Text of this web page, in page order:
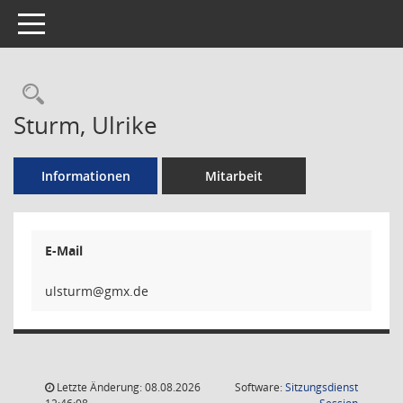
Toggle navigation
Rechercheauswahl
Sturm, Ulrike
Informationen Mitarbeit
E-Mail
mru
Letzte Änderung: 08.08.2026
Software:Sitzungsdienst